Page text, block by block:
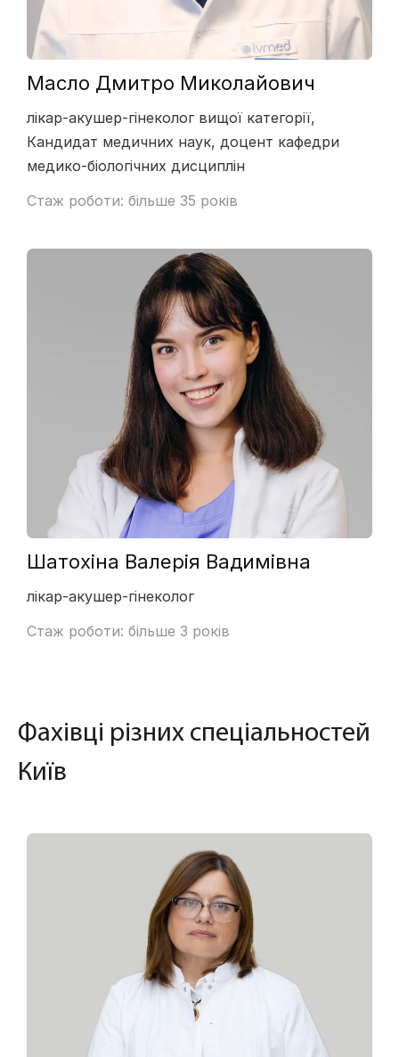
Масло Дмитро Миколайович
лікар-акушер-гінеколог вищої категорії,
Кандидат медичних наук, доцент кафедри
медико-біологічних дисциплін
Стаж роботи: більше 35 років
Шатохіна Валерія Вадимівна
лікар-акушер-гінеколог
Стаж роботи: більше 3 років
Фахівці різних спеціальностей
Київ